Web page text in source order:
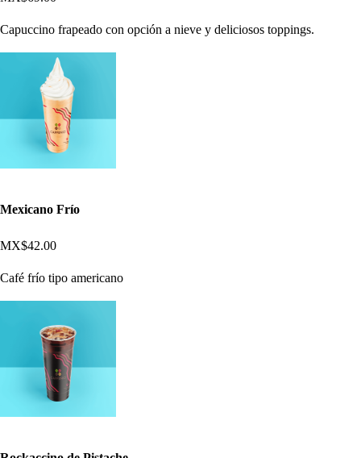
Capuccino frapeado con opción a nieve y deliciosos toppings.
Mexicano Frío
MX$42.00
Café frío tipo americano